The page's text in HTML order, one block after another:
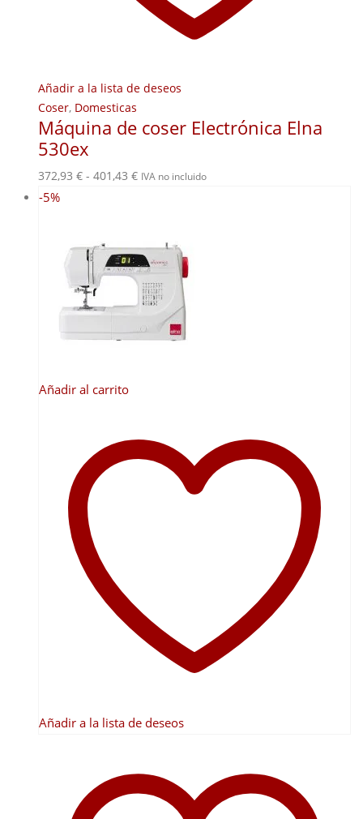
Añadir a la lista de deseos
Coser, Domesticas
Máquina de coser Electrónica Elna
530ex
372,93 € - 401,43 €Rango
372,93 €
hasta
401,43 €
IVA no incluido
-5%
Añadir al carrito
Añadir a la lista de deseos